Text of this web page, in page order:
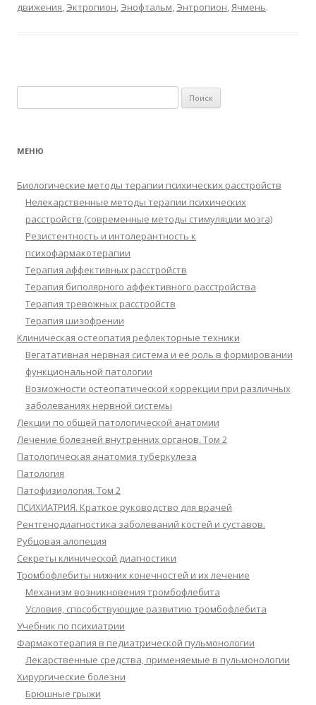
движения, Эктропион, Энофтальм, Энтропион,Ячмень.
МЕНЮ
Биологические методы терапии психических расстройств
Нелекарственные методы терапии психических
расстройств (современные методы стимуляции мозга)
Резистентность и интолерантность к
психофармакотерапии
Терапия аффективных расстройств
Терапия биполярного аффективного расстройства
Терапия тревожных расстройств
Терапия шизофрении
Клиническая остеопатия рефлекторные техники
Вегатативная нервная система и её роль в формировании
функциональной патологии
Возможности остеопатической коррекции при различных
заболеваниях нервной системы
Лекции по общей патологической анатомии
Лечение болезней внутренних органов. Том 2
Патологическая анатомия туберкулеза
Патология
Патофизиология. Том 2
ПСИХИАТРИЯ. Краткое руководство для врачей
Рентгенодиагностика заболеваний костей и суставов.
Рубцовая алопеция
Секреты клинической диагностики
Тромбофлебиты нижних конечностей и их лечение
Механизм возникновения тромбофлебита
Условия, способствующие развитию тромбофлебита
Учебник по психиатрии
Фармакотерапия в педиатрической пульмонологии
Лекарственные средства, применяемые в пульмонологии
Хирургические болезни
Брюшные грыжи